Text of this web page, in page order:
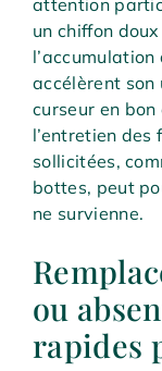
un chiffon
accélèrent son
curseur en
l’entretien des
sollicitées,
bottes, peut
ne survienne.
ou
rapides